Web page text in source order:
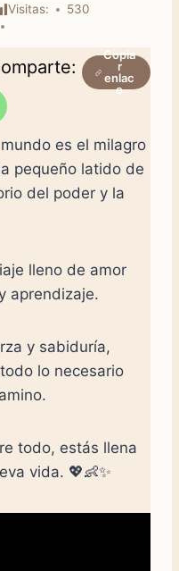
Visitas: 530
Copia
r
enlac
e
es el milagro
pequeño latido de
del poder y la
lleno de amor
aprendizaje.
y sabiduría,
lo necesario
todo, estás llena
vida. 💖👶✨